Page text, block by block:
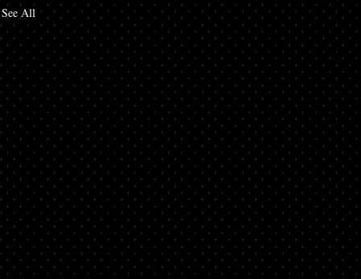
See All